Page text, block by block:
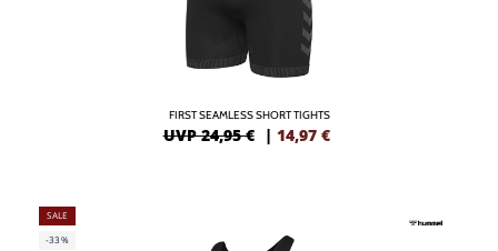
FIRST SEAMLESS SHORT TIGHTS
UVP 24,95 € | 14,97 €
SALE
-33%